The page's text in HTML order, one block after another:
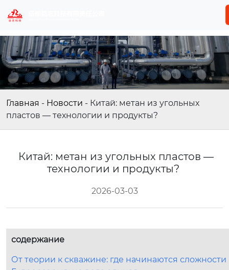
Главная - Новости - Китай: метан из угольных
пластов — технологии и продукты?
Китай: метан из угольных пластов —
технологии и продукты?
2026-03-03
содержание
От теории к скважине: где начинаются сложности